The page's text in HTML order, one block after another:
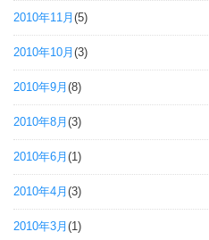
2010年11月 (5)
2010年10月 (3)
2010年9月 (8)
2010年8月 (3)
2010年6月 (1)
2010年4月 (3)
2010年3月 (1)